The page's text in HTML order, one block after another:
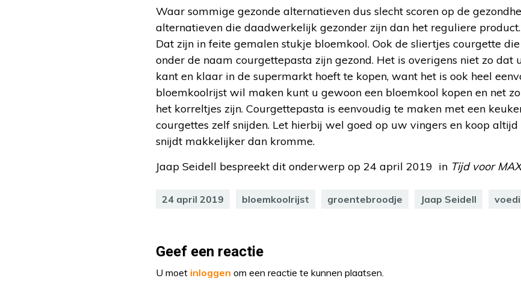
Waar sommige gezonde alternatieven dus slecht scoren op de
alternatieven die daadwerkelijk gezonder zijn dan het reguliere
Dat zijn in feite gemalen stukje bloemkool. Ook de sliertjes courgette
onder de naam courgettepasta zijn gezond. Het is overigens niet zo dat
kant en klaar in de supermarkt hoeft te kopen, want het is ook heel
bloemkoolrijst wil maken kunt u gewoon een bloemkool kopen en net
het korreltjes zijn. Courgettepasta is eenvoudig te maken met een
courgettes zelf snijden. Let hierbij wel goed op uw vingers en koop
snijdt makkelijker dan kromme.
Jaap Seidell bespreekt dit onderwerp op 24 april 2019 in Tijd voor MAX
24 april 2019 bloemkoolrijst groentebroodje Jaap Seidell
Geef een reactie
U moet inloggen om een reactie te kunnen plaatsen.